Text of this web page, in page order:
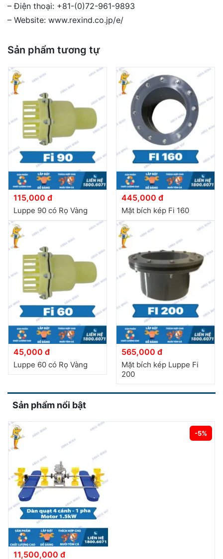
– Điện thoại: +81-(0)72-961-9893
– Website: www.rexind.co.jp/e/
Sản phẩm tương tự
115,000 đ
Luppe 90 có Rọ Vàng
445,000 đ
Mặt bích kép Fi 160
45,000 đ
Luppe 60 có Rọ Vàng
565,000 đ
Mặt bích kép Luppe Fi
200
Sản phẩm nổi bật
-5%
11,500,000 đ